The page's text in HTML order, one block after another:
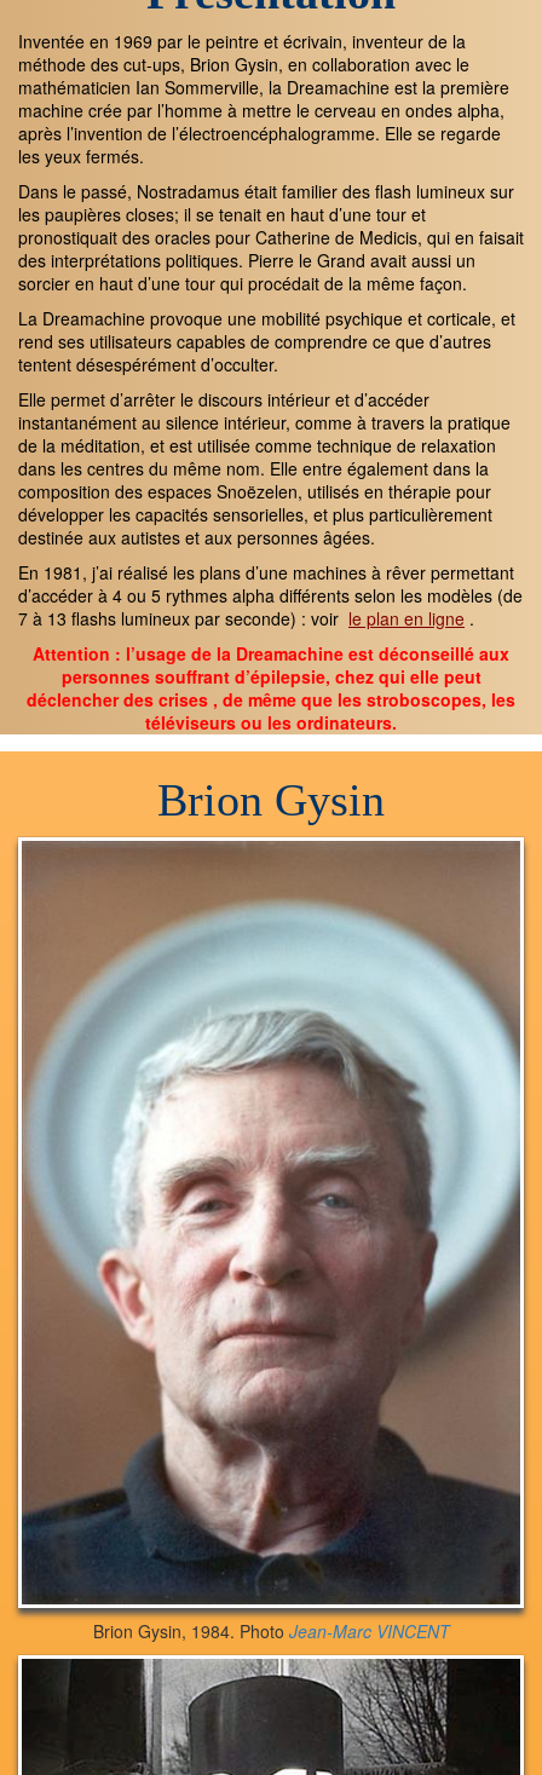
Inventée en 1969 par le peintre et écrivain, inventeur de la
méthode des cut-ups, Brion Gysin, en collaboration avec le
mathématicien Ian Sommerville, la Dreamachine est la première
machine crée par l’homme à mettre le cerveau en ondes alpha,
après l’invention de l’électroencéphalogramme. Elle se regarde
les yeux fermés.
Dans le passé, Nostradamus était familier des flash lumineux sur
les paupières closes; il se tenait en haut d’une tour et
pronostiquait des oracles pour Catherine de Medicis, qui en faisait
des interprétations politiques. Pierre le Grand avait aussi un
sorcier en haut d’une tour qui procédait de la même façon.
La Dreamachine provoque une mobilité psychique et corticale, et
rend ses utilisateurs capables de comprendre ce que d’autres
tentent désespérément d’occulter.
Elle permet d’arrêter le discours intérieur et d’accéder
instantanément au silence intérieur, comme à travers la pratique
de la méditation, et est utilisée comme technique de relaxation
dans les centres du même nom. Elle entre également dans la
composition des espaces Snoëzelen, utilisés en thérapie pour
développer les capacités sensorielles, et plus particulièrement
destinée aux autistes et aux personnes âgées.
En 1981, j’ai réalisé les plans d’une machines à rêver permettant
d’accéder à 4 ou 5 rythmes alpha différents selon les modèles (de
7 à 13 flashs lumineux par seconde) : voir le plan en ligne .
Attention : l’usage de la Dreamachine est déconseillé aux
personnes souffrant d’épilepsie, chez qui elle peut
déclencher des crises , de même que les stroboscopes, les
téléviseurs ou les ordinateurs.
Brion Gysin
Brion Gysin, 1984. Photo Jean-Marc VINCENT